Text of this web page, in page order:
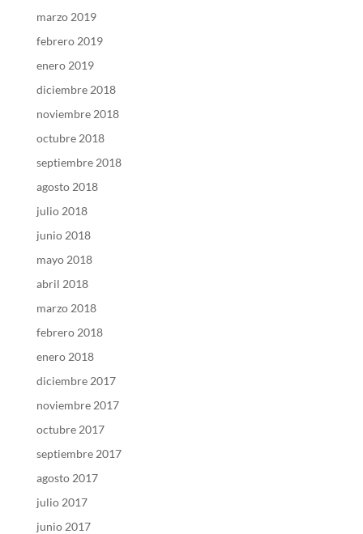
marzo 2019
febrero 2019
enero 2019
diciembre 2018
noviembre 2018
octubre 2018
septiembre 2018
agosto 2018
julio 2018
junio 2018
mayo 2018
abril 2018
marzo 2018
febrero 2018
enero 2018
diciembre 2017
noviembre 2017
octubre 2017
septiembre 2017
agosto 2017
julio 2017
junio 2017